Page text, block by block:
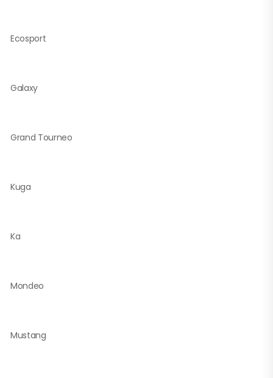
Ecosport
Galaxy
Grand Tourneo
Kuga
Ka
Mondeo
Mustang